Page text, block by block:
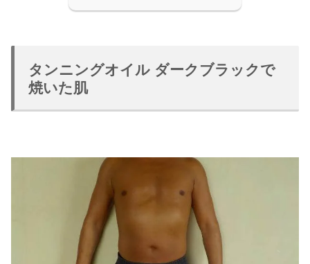
タンニングオイル ダークブラックで
焼いた肌